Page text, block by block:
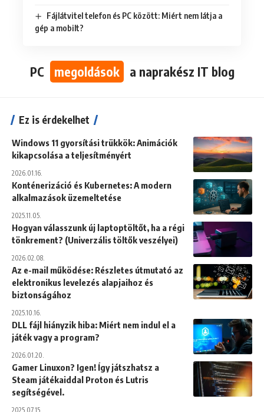
Fájlátvitel telefon és PC között: Miért nem látja a
gép a mobilt?
PC megoldások a naprakész IT blog
Ez is érdekelhet
Windows 11 gyorsítási trükkök: Animációk
kikapcsolása a teljesítményért
2026.01.16.
Konténerizáció és Kubernetes: A modern
alkalmazások üzemeltetése
2025.11.05.
Hogyan válasszunk új laptoptöltőt, ha a régi
tönkrement? (Univerzális töltők veszélyei)
2026.02.08.
Az e-mail működése: Részletes útmutató az
elektronikus levelezés alapjaihoz és
biztonságához
2025.10.16.
DLL fájl hiányzik hiba: Miért nem indul el a
játék vagy a program?
2026.01.20.
Gamer Linuxon? Igen! Így játszhatsz a
Steam játékaiddal Proton és Lutris
segítségével.
2025.07.15.